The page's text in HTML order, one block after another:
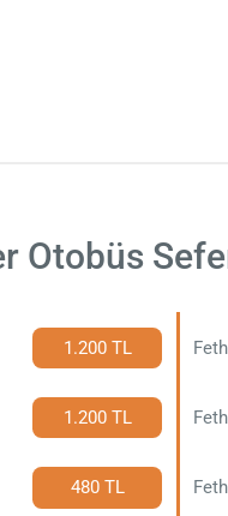
Otobüs
1.200 TL
1.200 TL
480 TL